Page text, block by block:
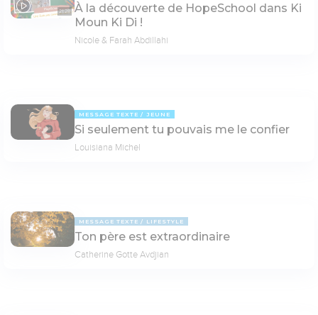
21:28
À la découverte de HopeSchool dans Ki
Moun Ki Di !
Nicole & Farah Abdillahi
MESSAGE TEXTE JEUNE
Si seulement tu pouvais me le confier
Louisiana Michel
MESSAGE TEXTE LIFESTYLE
Ton père est extraordinaire
Catherine Gotte Avdjian